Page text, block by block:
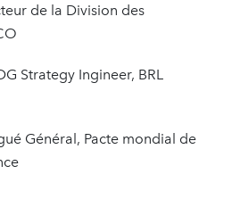
de la Division des
Strategy Ingineer, BRL
Général, Pacte mondial de